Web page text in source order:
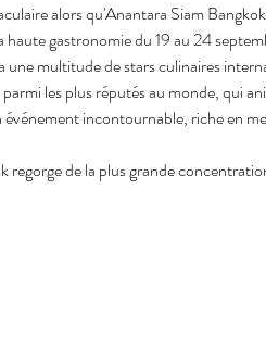
alors qu'Anantara Siam
gastronomie du 19 au 24
une multitude de stars culinaires
les plus réputés au monde, qui
incontournable, riche en
regorge de la plus grande